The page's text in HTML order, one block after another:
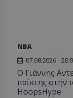
NBA
07.08.2026 -
Ο Γιάννης
παίκτης στην
HoopsHype